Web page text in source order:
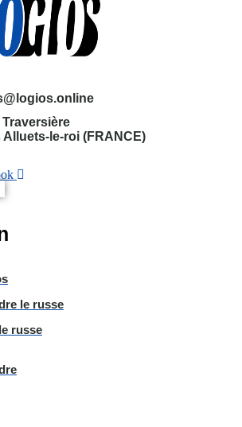
Traversière
Alluets-le-roi (FRANCE)
le russe
russe